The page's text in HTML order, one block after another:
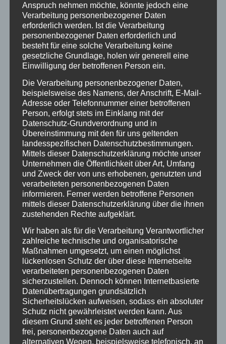
Für die Entscheidung über eine im Zeitpunkt des
rechtskräftigen Verfahrensabschlusses noch nicht
erledigte (weitere) Haftbeschwerde besteht ein
fortbestehendes Rechtsschutzinteresse zwecks
Feststellung der Rechtmäßigkeit der Anordnung und
Fortdauer der Untersuchungshaft.
KG, Beschl. v. 25.07.2016 – 4 Ws 13/16
Aus den Gründen:
Allerdings ist es mit der durch Art. 19 Abs. 4 S. 1 GG sowie durch
Art. 20 Abs. 3 i.V.m. Art. 2 Abs. 1 GG verbürgten Effektivität des
Rechtsschutzes grundsätzlich vereinbar, ein
Rechtsschutzinteresse nur solange als gegeben anzusehen, wie
eine gegenwärtige Beschwer ausgeräumt, einer
Wiederholungsgefahr begegnet oder eine fortwirkende
Beeinträchtigung beseitigt werden kann. Darüber hinaus kann
aber ein Feststellungsinteresse vor allem bei schwerwiegenden,
tatsächlich aber nicht mehr fortwirkenden
Grundrechtseingriffen fortbestehen. Solche kommen vor allem
bei Anordnungen in Betracht, die das Grundgesetz – wie in den
Fällen des Art. 13 Abs. 2 und Art. 104 Abs. 2 und 3 – vorbeugend
dem Richter vorbehalten hat, so dass ein Feststellungsinteresse
wegen des Eingriffs in das Freiheitsgrundrecht auch bei der
unter Beachtung der Unschuldsvermutung vollzogenen U-Haft
zu bejahen ist. Auf diese Weise stehen Anordnungen einer
Freiheitsentziehung (Art. 2 Abs. 2 S. 2, Art. 104 Abs. 2 und 3 GG)
einer gerichtlichen und verfassungsgerichtlichen Überprüfung
offen, auch wenn die angeordnete Maßnahme inzwischen
durchgeführt und beendet ist. Auch kommt es im Hinblick auf
das insoweit bestehende Rehabilitierungsinteresse nach
neuerer verfassungsgerichtlicher Rspr. weder auf den konkreten
Anspruch nehmen möchte, könnte jedoch eine
Verarbeitung personenbezogener Daten
erforderlich werden. Ist die Verarbeitung
personenbezogener Daten erforderlich und
besteht für eine solche Verarbeitung keine
gesetzliche Grundlage, holen wir generell eine
Einwilligung der betroffenen Person ein.
Die Verarbeitung personenbezogener Daten,
beispielsweise des Namens, der Anschrift, E-Mail-
Adresse oder Telefonnummer einer betroffenen
Person, erfolgt stets im Einklang mit der
Datenschutz-Grundverordnung und in
Übereinstimmung mit den für uns geltenden
landesspezifischen Datenschutzbestimmungen.
Mittels dieser Datenschutzerklärung möchte unser
Unternehmen die Öffentlichkeit über Art, Umfang
und Zweck der von uns erhobenen, genutzten und
verarbeiteten personenbezogenen Daten
informieren. Ferner werden betroffene Personen
mittels dieser Datenschutzerklärung über die ihnen
zustehenden Rechte aufgeklärt.
Wir haben als für die Verarbeitung Verantwortlicher
zahlreiche technische und organisatorische
Maßnahmen umgesetzt, um einen möglichst
lückenlosen Schutz der über diese Internetseite
verarbeiteten personenbezogenen Daten
sicherzustellen. Dennoch können Internetbasierte
Datenübertragungen grundsätzlich
Sicherheitslücken aufweisen, sodass ein absoluter
Schutz nicht gewährleistet werden kann. Aus
diesem Grund steht es jeder betroffenen Person
frei, personenbezogene Daten auch auf
alternativen Wegen, beispielsweise telefonisch, an